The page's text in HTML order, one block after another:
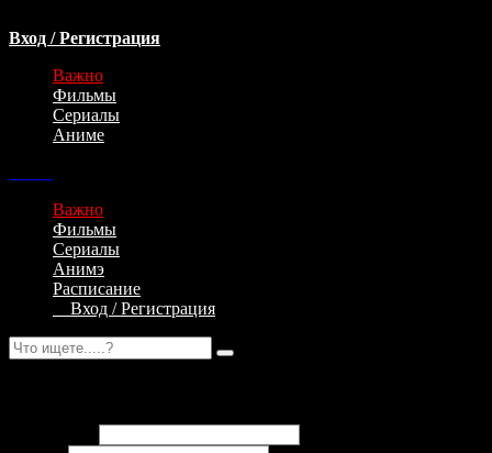
Вход / Регистрация
Важно
Фильмы
Сериалы
Аниме
Важно
Фильмы
Сериалы
Анимэ
Расписание
Вход / Регистрация